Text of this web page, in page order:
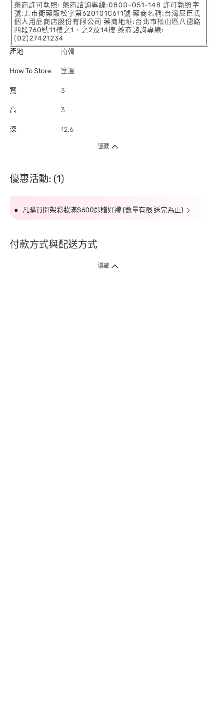
藥商許可執照: 藥商諮詢專線:0800-051-148 許可執照字
號:北市衛藥販松字第620101C611號 藥商名稱:台灣屈臣氏
個人用品商店股份有限公司 藥商地址:台北市松山區八德路
四段760號11樓之1、之2及14樓 藥商諮詢專線:
(02)27421234
產地
南韓
How To Store 室溫
寬 3
高 3
深 12.6
隱藏
優惠活動: (1)
凡購買開架彩妝滿$600即贈好禮 (數量有限 送完為止)
付款方式與配送方式
隱藏